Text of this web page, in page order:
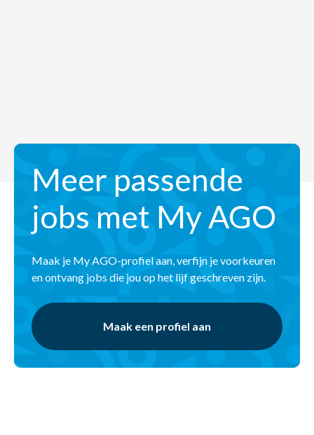
Meer passende
jobs met My AGO
Maak je My AGO-profiel aan, verfijn je voorkeuren
en ontvang jobs die jou op het lijf geschreven zijn.
Maak een profiel aan